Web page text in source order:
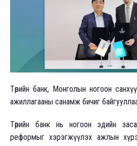
Төрийн банк, Монголын ногоон
ажиллагааны санамж бичиг
Төрийн банк нь ногоон эдийн
реформыг хэрэгжүүлэх ажлын